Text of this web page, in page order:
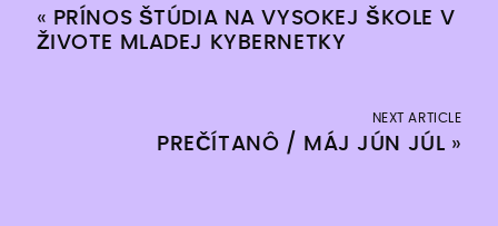
« PRÍNOS ŠTÚDIA NA VYSOKEJ ŠKOLE V
ŽIVOTE MLADEJ KYBERNETKY
NEXT ARTICLE
PREČÍTANÔ / MÁJ JÚN JÚL »